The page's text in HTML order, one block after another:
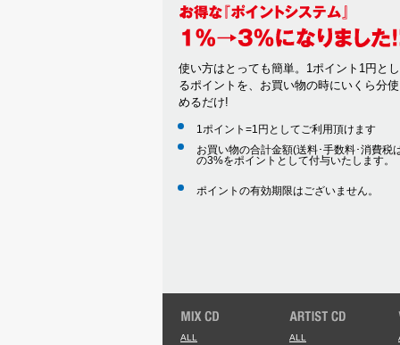
使い方はとっても簡単。1ポイント1円と
るポイントを、お買い物の時にいくら分
めるだけ!
1ポイント=1円としてご利用頂けます
お買い物の合計金額(送料･手数料･消費税
の3%をポイントとして付与いたします。
ポイントの有効期限はございません。
ALL ALL